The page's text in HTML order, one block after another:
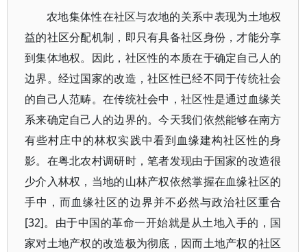
农地集体性在社区与农地的关系中表现为土地权
益的社区分配机制，即只有具备社区身份，才能分享
到集体地权。因此，社区性的本质在于确定自己人的
边界。经过国家的改造，社区性已经不同于传统社会
的自己人范畴。在传统社会中，社区性是通过血缘关
系来确定自己人的边界的。今天我们依然能够在南方
有些村庄中的林权实践中看到血缘建构社区性的身
影。在粤北农村调研时，笔者发现由于国家的改造很
少介入林权，当地的山林产权依然掌握在血缘社区的
手中，而血缘社区的边界并不必然与政治社区重合
[32]。由于中国的革命一开始就是从土地入手的，国
家对土地产权的改造极为彻底，因而土地产权的社区